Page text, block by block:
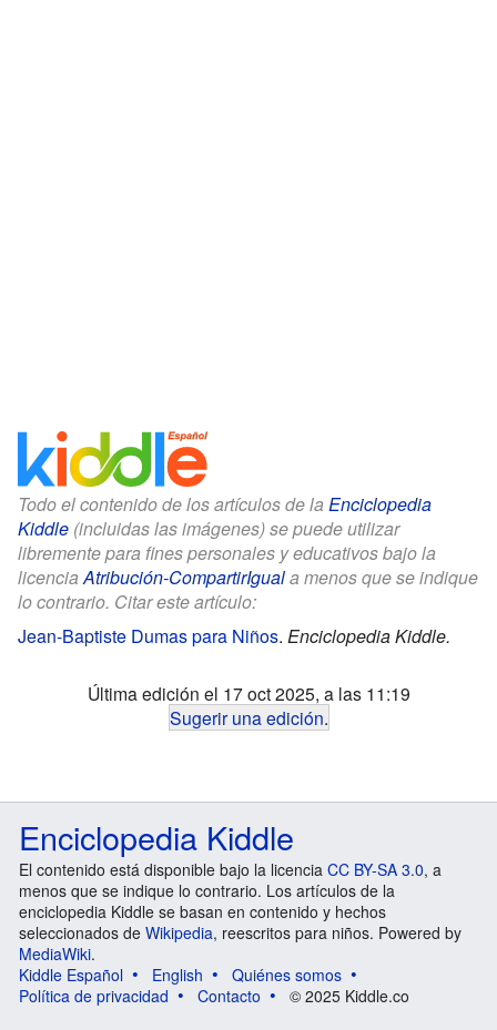
Todo el contenido de los artículos de la Enciclopedia
Kiddle (incluidas las imágenes) se puede utilizar
libremente para fines personales y educativos bajo la
licencia Atribución-CompartirIguala menos que se indique
lo contrario. Citar este artículo:
Jean-Baptiste Dumas para Niños. Enciclopedia Kiddle.
Última edición el 17 oct 2025, a las 11:19
Sugerir una edición.
Enciclopedia Kiddle
El contenido está disponible bajo la licencia CC BY-SA 3.0, a
menos que se indique lo contrario. Los artículos de la
enciclopedia Kiddle se basan en contenido y hechos
seleccionados de Wikipedia, reescritos para niños. Powered by
MediaWiki.
Kiddle Español
English
Quiénes somos
Política de privacidad
Contacto © 2025 Kiddle.co